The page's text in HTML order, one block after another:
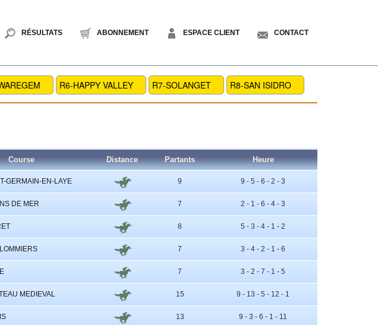
RÉSULTATS ABONNEMENT ESPACE CLIENT CONTACT
R6-HAPPY VALLEY R7-SOLANGET
R8-SAN ISIDRO
Course Distance Partants Heure
GERMAIN-EN-LAYE 9 9 - 5 - 6 - 2 - 3
DE MER 7 2 - 1 - 6 - 4 - 3
8 5 - 3 - 4 - 1 - 2
7 3 - 4 - 2 - 1 - 6
7 3 - 2 - 7 - 1 - 5
MEDIEVAL 15 9 - 13 - 5 - 12 - 1
13 9 - 3 - 6 - 1 - 11